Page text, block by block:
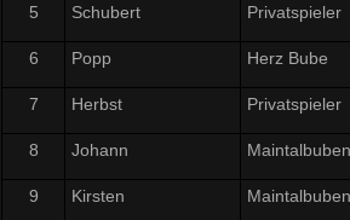
5 Schubert Privatspieler
6 Popp Herz Bube
7 Herbst Privatspieler
8 Johann Maintalbuben
9 Kirsten Maintalbuben